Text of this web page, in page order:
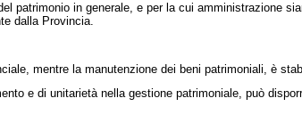
in generale, e per la cui amministrazione
dalla Provincia.
mentre la manutenzione dei beni patrimoniali, è
e di unitarietà nella gestione patrimoniale, può